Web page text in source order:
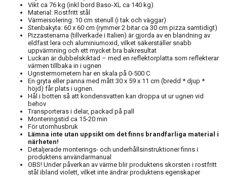
Vikt ca 76 kg (inkl bord Baso-XL ca 140 kg)
Material: Rostfritt stål
Värmeisolering: 10 cm stenull (i tak och väggar)
Stenbakyta: 60 x 60 cm (rymmer 2 bitar ca 30 cm pizza samtidigt)
Pizzastenarna (tillverkade i Italien) är gjorda av en blandning av
eldfast lera och aluminiumoxid, vilket säkerställer snabb
uppvärmning och ett mycket bra bakresultat
Luckan är dubbelskiktad – med en reflektorplatta som reflekterar
värmen tillbaka in i ugnen
Ugnstermometern har en skala på 0-500 C
En gryta eller panna med mått 30 x 59 x 11 cm (bredd * djup *
höjd) får plats i ugnen.
Hål i botten så att kondensvatten kan droppa ut ur ugnen vid
behov
Transporteras i delar, packad på pall
Monteringstid ca 15-20 min
För utomhusbruk
Lämna inte utan uppsikt om det finns brandfarliga material i
närheten!
Detaljerade monterings- och underhållsinstruktioner finns i
produktens användarmanual
OBS! Under påverkan av värme blir produktens skorsten i rostfritt
stål ibland violett, vilket inte ändrar produktens egenskaper